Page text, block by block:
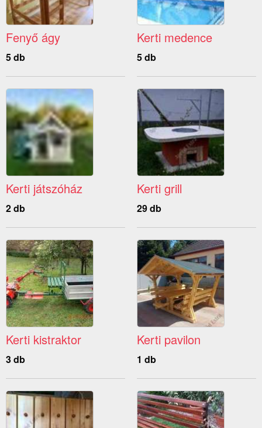
Fenyő ágy
5 db
Kerti medence
5 db
Kerti játszóház
2 db
Kerti grill
29 db
Kerti kistraktor
3 db
Kerti pavilon
1 db